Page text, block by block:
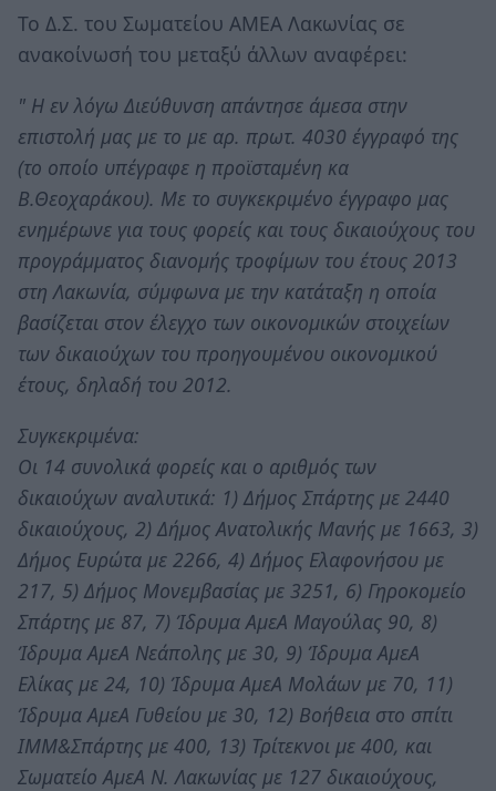
Το Δ.Σ. του Σωματείου ΑΜΕΑ Λακωνίας σε
ανακοίνωσή του μεταξύ άλλων αναφέρει:
" Η εν λόγω Διεύθυνση απάντησε άμεσα στην
επιστολή μας με το με αρ. πρωτ. 4030 έγγραφό της
(το οποίο υπέγραφε η προϊσταμένη κα
Β.Θεοχαράκου). Με το συγκεκριμένο έγγραφο μας
ενημέρωνε για τους φορείς και τους δικαιούχους του
προγράμματος διανομής τροφίμων του έτους 2013
στη Λακωνία, σύμφωνα με την κατάταξη η οποία
βασίζεται στον έλεγχο των οικονομικών στοιχείων
των δικαιούχων του προηγουμένου οικονομικού
έτους, δηλαδή του 2012.
Συγκεκριμένα:
Οι 14 συνολικά φορείς και ο αριθμός των
δικαιούχων αναλυτικά: 1) Δήμος Σπάρτης με 2440
δικαιούχους, 2) Δήμος Ανατολικής Μανής με 1663, 3)
Δήμος Ευρώτα με 2266, 4) Δήμος Ελαφονήσου με
217, 5) Δήμος Μονεμβασίας με 3251, 6) Γηροκομείο
Σπάρτης με 87, 7) Ίδρυμα ΑμεΑ Μαγούλας 90, 8)
Ίδρυμα ΑμεΑ Νεάπολης με 30, 9) Ίδρυμα ΑμεΑ
Ελίκας με 24, 10) Ίδρυμα ΑμεΑ Μολάων με 70, 11)
Ίδρυμα ΑμεΑ Γυθείου με 30, 12) Βοήθεια στο σπίτι
ΙΜΜ&Σπάρτης με 400, 13) Τρίτεκνοι με 400, και
Σωματείο ΑμεΑ Ν. Λακωνίας με 127 δικαιούχους,